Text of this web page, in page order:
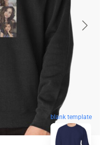
blank template